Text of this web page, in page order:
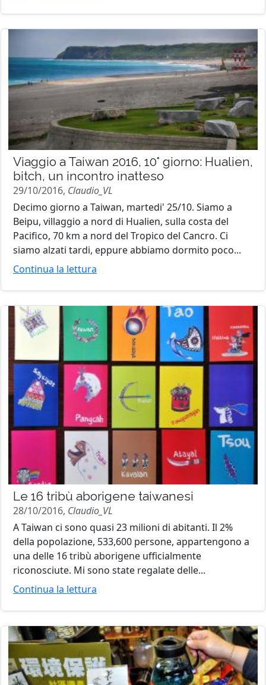
Viaggio a Taiwan 2016, 10° giorno: Hualien,
bitch, un incontro inatteso
29/10/2016, Claudio_VL
Decimo giorno a Taiwan, martedi' 25/10. Siamo a
Beipu, villaggio a nord di Hualien, sulla costa del
Pacifico, 70 km a nord del Tropico del Cancro. Ci
siamo alzati tardi, eppure abbiamo dormito poco...
Continua la lettura
Le 16 tribù aborigene taiwanesi
28/10/2016, Claudio_VL
A Taiwan ci sono quasi 23 milioni di abitanti. Il 2%
della popolazione, 533,600 persone, appartengono a
una delle 16 tribù aborigene ufficialmente
riconosciute. Mi sono state regalate delle...
Continua la lettura